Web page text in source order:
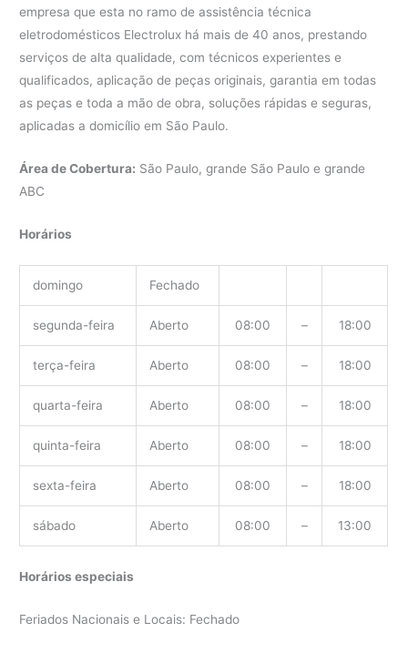
empresa que esta no ramo de assistência técnica
eletrodomésticos Electrolux há mais de 40 anos, prestando
serviços de alta qualidade, com técnicos experientes e
qualificados, aplicação de peças originais, garantia em todas
as peças e toda a mão de obra, soluções rápidas e seguras,
aplicadas a domicílio em São Paulo.
Área de Cobertura: São Paulo, grande São Paulo e grande
ABC
Horários
domingo Fechado
segunda-feira Aberto 08:00 – 18:00
terça-feira Aberto 08:00 – 18:00
quarta-feira Aberto 08:00 – 18:00
quinta-feira Aberto 08:00 – 18:00
sexta-feira Aberto 08:00 – 18:00
sábado Aberto 08:00 – 13:00
Horários especiais
Feriados Nacionais e Locais: Fechado